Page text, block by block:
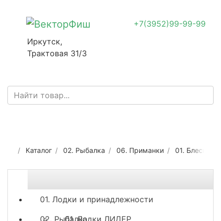
+7(3952)99-99-99
Иркутск,
Трактовая 31/3
Каталог 02. Рыбалка 06. Приманки 01. Блесны
01. Лодки и принадлежности
01. Лодки ЛИДЕР
02. Рыбалка